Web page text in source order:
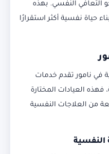
التعافي النفسي. بهذه
حياة نفسية أكثر استقرارًا
في نامور تقدم خدمات
العيادات المختارة
من العلاجات النفسية